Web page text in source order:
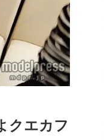
クエカフ